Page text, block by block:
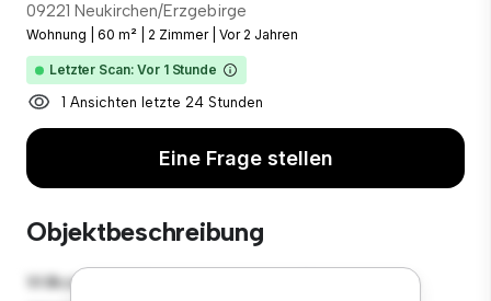
09221 Neukirchen/Erzgebirge
Wohnung 60 m² 2 Zimmer Vor 2 Jahren
Letzter Scan: Vor 1 Stunde
1 Ansichten letzte 24 Stunden
Eine Frage stellen
Objektbeschreibung
Willkommen in Ihrem neuen urbanen Rückzugsort in